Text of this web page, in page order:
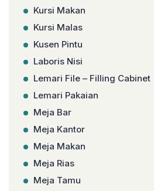
Kursi Makan
Kursi Malas
Kusen Pintu
Laboris Nisi
Lemari File – Filling Cabinet
Lemari Pakaian
Meja Bar
Meja Kantor
Meja Makan
Meja Rias
Meja Tamu